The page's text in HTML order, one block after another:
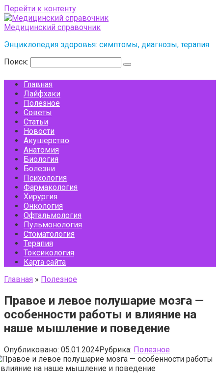
Перейти к контенту
Медицинский справочник
Энциклопедия здоровья: симптомы, диагнозы, терапия
Поиск:
Главная
Лайфхаки
Полезное
Советы
Статьи
Новости
Акушерство
Анатомия
Биология
Болезни
Психология
Фармакология
Хирургия
Онкология
Офтальмология
Пульмонология
Стоматология
Терапия
Токсикология
Карта сайта
Главная » Полезное
Правое и левое полушарие мозга —
особенности работы и влияние на
наше мышление и поведение
Опубликовано: 05.01.2024Рубрика: Полезное